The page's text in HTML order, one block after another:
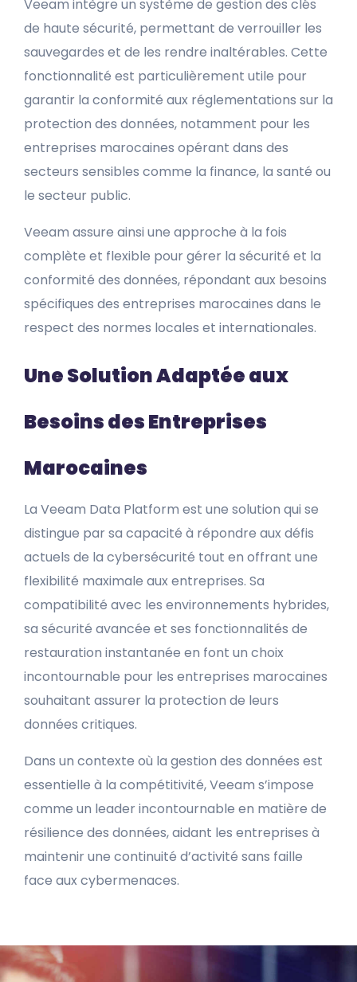
Veeam intègre un système de gestion des clés
de haute sécurité, permettant de verrouiller les
sauvegardes et de les rendre inaltérables. Cette
fonctionnalité est particulièrement utile pour
garantir la conformité aux réglementations sur la
protection des données, notamment pour les
entreprises marocaines opérant dans des
secteurs sensibles comme la finance, la santé ou
le secteur public.
Veeam assure ainsi une approche à la fois
complète et flexible pour gérer la sécurité et la
conformité des données, répondant aux besoins
spécifiques des entreprises marocaines dans le
respect des normes locales et internationales.
Une Solution Adaptée aux
Besoins des Entreprises
Marocaines
La Veeam Data Platform est une solution qui se
distingue par sa capacité à répondre aux défis
actuels de la cybersécurité tout en offrant une
flexibilité maximale aux entreprises. Sa
compatibilité avec les environnements hybrides,
sa sécurité avancée et ses fonctionnalités de
restauration instantanée en font un choix
incontournable pour les entreprises marocaines
souhaitant assurer la protection de leurs
données critiques.
Dans un contexte où la gestion des données est
essentielle à la compétitivité, Veeam s’impose
comme un leader incontournable en matière de
résilience des données, aidant les entreprises à
maintenir une continuité d’activité sans faille
face aux cybermenaces.